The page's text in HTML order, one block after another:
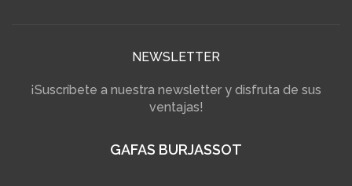
NEWSLETTER
¡Suscríbete a nuestra newsletter y disfruta de sus
ventajas!
GAFAS BURJASSOT